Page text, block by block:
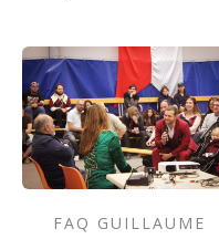
FAQ GUILLAUME